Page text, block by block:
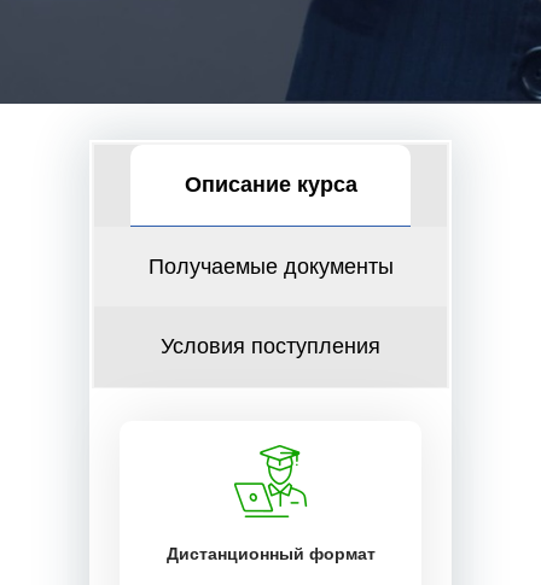
Описание курса
Получаемые документы
Условия поступления
Дистанционный формат